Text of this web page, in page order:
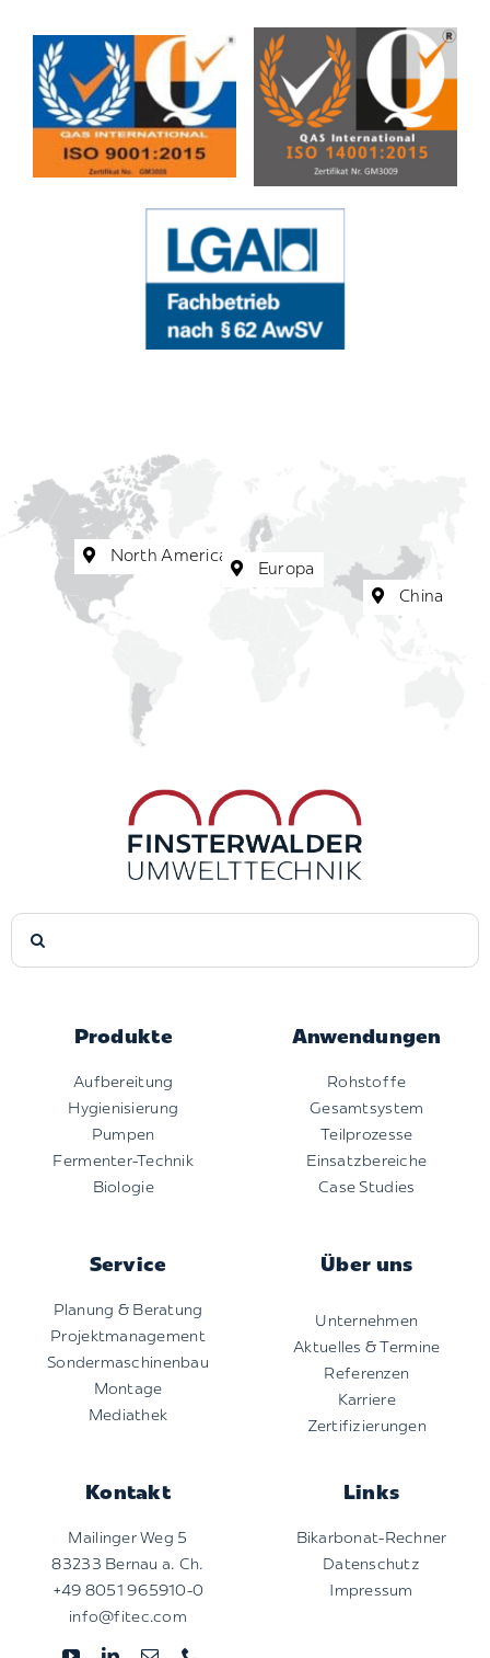
North America
Europa
China
nach:
Produkte
Aufbereitung
Hygienisierung
Pumpen
Fermenter-Technik
Biologie
Anwendungen
Rohstoffe
Gesamtsystem
Teilprozesse
Einsatzbereiche
Case Studies
Service
Planung & Beratung
Projektmanagement
Sondermaschinenbau
Montage
Mediathek
Über uns
Unternehmen
Aktuelles & Termine
Referenzen
Karriere
Zertifizierungen
Kontakt
Mailinger Weg 5
83233 Bernau a. Ch.
+49 8051 965910-0
info@fitec.com
Links
Bikarbonat-Rechner
Datenschutz
Impressum